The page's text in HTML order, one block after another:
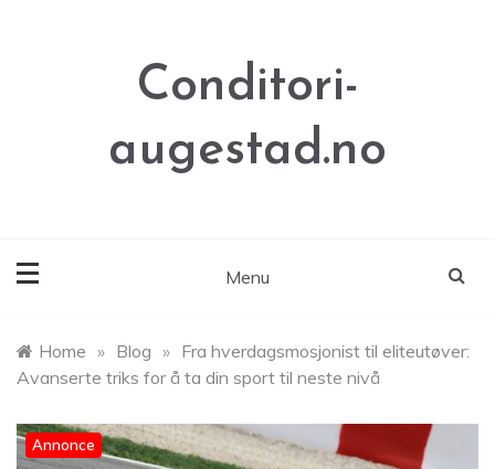
Conditori-
augestad.no
Menu
Home » Blog » Fra hverdagsmosjonist til eliteutøver:
Avanserte triks for å ta din sport til neste nivå
Annonce